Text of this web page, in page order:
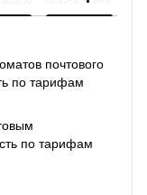
почтового
по тарифам
по тарифам